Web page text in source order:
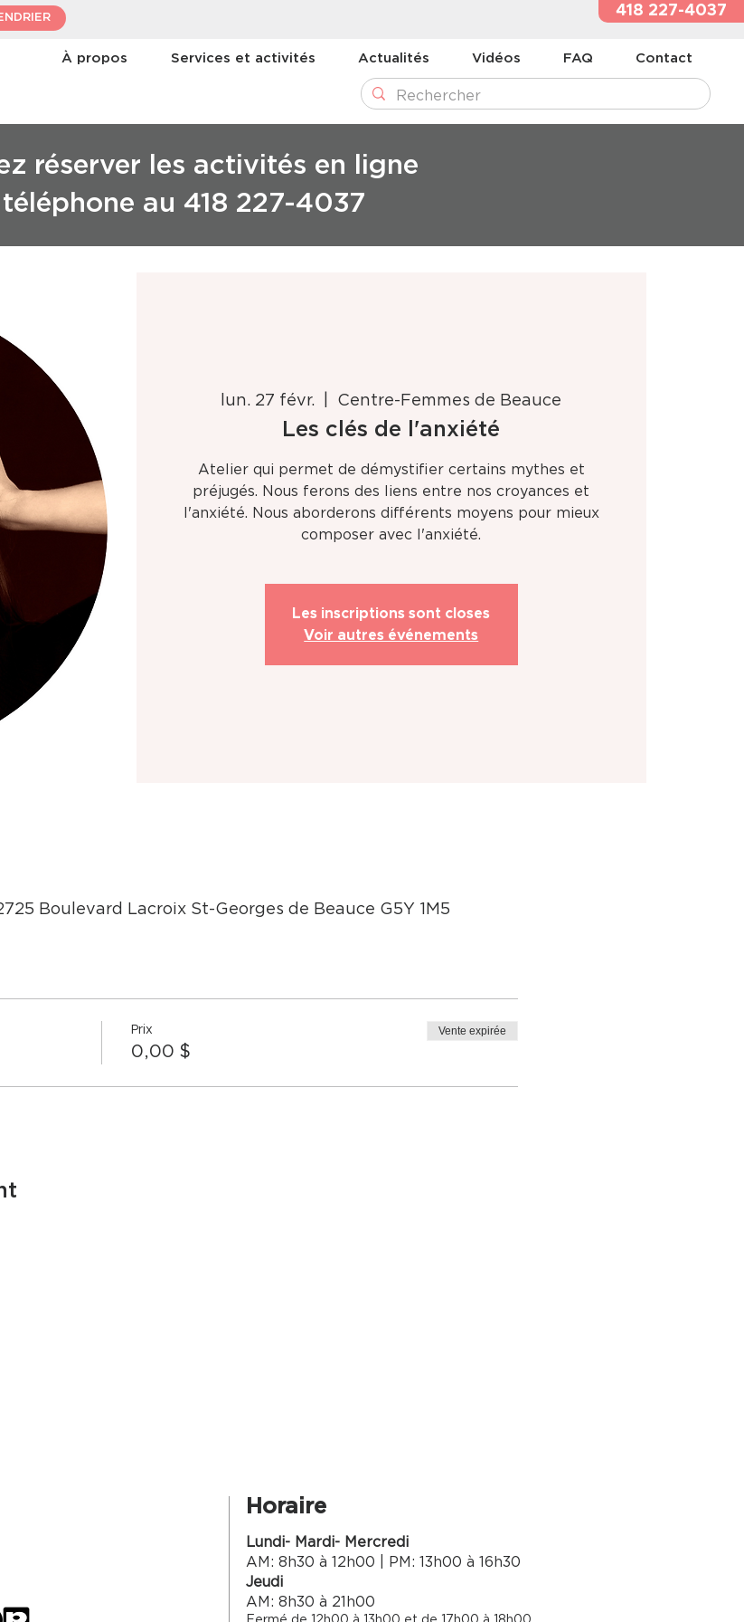
418 227-4037
À propos Services et activités Actualités Vidéos FAQ Contact
réserver les activités en ligne
au 418 227-4037
lun. 27 févr. Centre-Femmes de Beauce
Les clés de l'anxiété
Atelier qui permet de démystifier certains mythes et
préjugés. Nous ferons des liens entre nos croyances et
l'anxiété. Nous aborderons différents moyens pour mieux
composer avec l'anxiété.
Les inscriptions sont closes
Voir autres événements
Boulevard Lacroix St-Georges de Beauce G5Y 1M5
Prix
0,00 $
Vente expirée
Horaire
Lundi- Mardi- Mercredi
AM: 8h30 à 12h00 | PM: 13h00 à 16h30​
Jeudi
AM: 8h30 à 21h00